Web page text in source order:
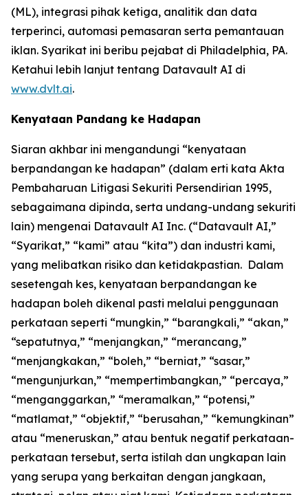
(ML), integrasi pihak ketiga, analitik dan data
terperinci, automasi pemasaran serta pemantauan
iklan. Syarikat ini beribu pejabat di Philadelphia, PA.
Ketahui lebih lanjut tentang Datavault AI di
www.dvlt.ai.
Kenyataan Pandang ke Hadapan
Siaran akhbar ini mengandungi “kenyataan
berpandangan ke hadapan” (dalam erti kata Akta
Pembaharuan Litigasi Sekuriti Persendirian 1995,
sebagaimana dipinda, serta undang-undang sekuriti
lain) mengenai Datavault AI Inc. (“Datavault AI,”
“Syarikat,” “kami” atau “kita”) dan industri kami,
yang melibatkan risiko dan ketidakpastian. Dalam
sesetengah kes, kenyataan berpandangan ke
hadapan boleh dikenal pasti melalui penggunaan
perkataan seperti “mungkin,” “barangkali,” “akan,”
“sepatutnya,” “menjangkan,” “merancang,”
“menjangkakan,” “boleh,” “berniat,” “sasar,”
“mengunjurkan,” “mempertimbangkan,” “percaya,”
“menganggarkan,” “meramalkan,” “potensi,”
“matlamat,” “objektif,” “berusahan,” “kemungkinan”
atau “meneruskan,” atau bentuk negatif perkataan-
perkataan tersebut, serta istilah dan ungkapan lain
yang serupa yang berkaitan dengan jangkaan,